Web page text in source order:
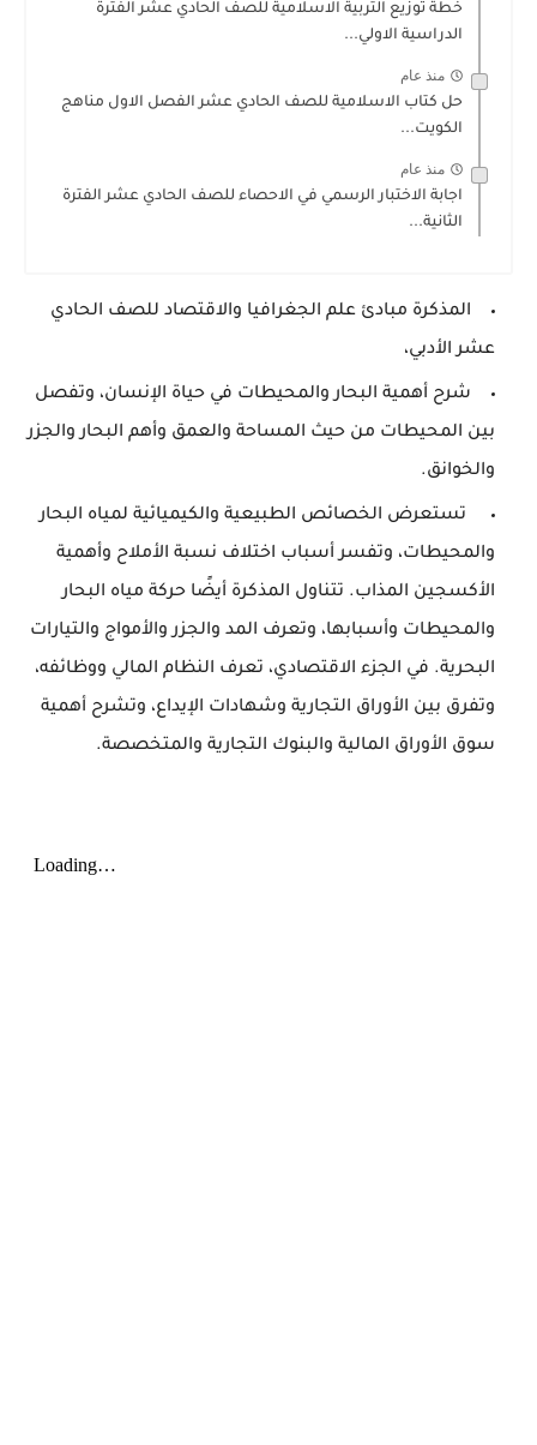
خطة توزيع التربية الاسلامية للصف الحادي عشر الفترة
الدراسية الاولي...
منذ عام
حل كتاب الاسلامية للصف الحادي عشر الفصل الاول مناهج
الكويت...
منذ عام
اجابة الاختبار الرسمي في الاحصاء للصف الحادي عشر الفترة
الثانية...
المذكرة مبادئ علم الجغرافيا والاقتصاد للصف الحادي
عشر الأدبي،
شرح أهمية البحار والمحيطات في حياة الإنسان، وتفصل
بين المحيطات من حيث المساحة والعمق وأهم البحار والجزر
والخوانق.
تستعرض الخصائص الطبيعية والكيميائية لمياه البحار
والمحيطات، وتفسر أسباب اختلاف نسبة الأملاح وأهمية
الأكسجين المذاب. تتناول المذكرة أيضًا حركة مياه البحار
والمحيطات وأسبابها، وتعرف المد والجزر والأمواج والتيارات
البحرية. في الجزء الاقتصادي، تعرف النظام المالي ووظائفه،
وتفرق بين الأوراق التجارية وشهادات الإيداع، وتشرح أهمية
سوق الأوراق المالية والبنوك التجارية والمتخصصة.